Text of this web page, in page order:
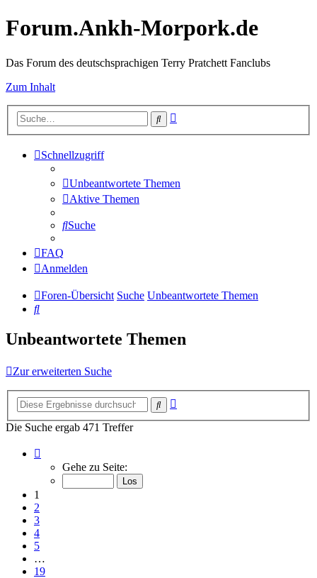
Forum.Ankh-Morpork.de
Das Forum des deutschsprachigen Terry Pratchett Fanclubs
Zum Inhalt
Suche
Schnellzugriff
Unbeantwortete Themen
Aktive Themen
Suche
FAQ
Anmelden
Foren-Übersicht Suche Unbeantwortete Themen
Suche
Unbeantwortete Themen
Zur erweiterten Suche
Suche
Die Suche ergab 471 Treffer
von
Gehe zu Seite:
1
2
3
4
5
…
19